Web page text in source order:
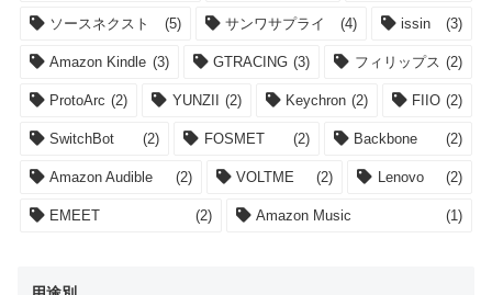
ソースネクスト (5) サンワサプライ (4) issin (3)
Amazon Kindle (3) GTRACING (3) フィリップス (2)
ProtoArc (2) YUNZII (2) Keychron (2) FIIO (2)
SwitchBot (2) FOSMET (2) Backbone (2)
Amazon Audible (2) VOLTME (2) Lenovo (2)
EMEET (2) Amazon Music (1)